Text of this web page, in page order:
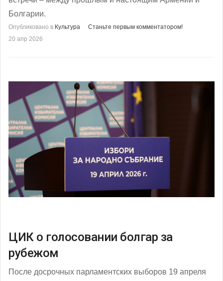
Болгарии.
Опубликовано в Культура
Станьте первым комментатором!
20 апр 2026
ЦИК о голосовании болгар за
рубежом
После досрочных парламентских выборов 19 апреля